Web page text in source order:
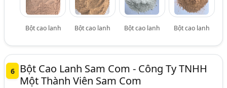
Bột cao lanh Bột cao lanh Bột cao lanh Bột cao lanh
6
Bột Cao Lanh Sam Com - Công Ty TNHH
Một Thành Viên Sam Com